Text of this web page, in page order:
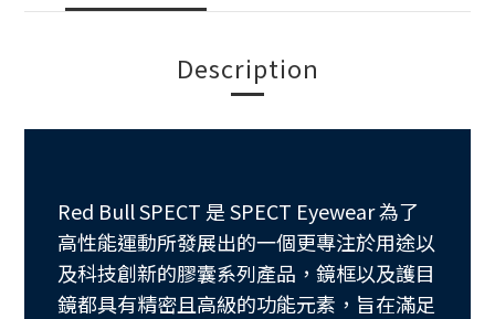
Description
Red Bull SPECT 是 SPECT Eyewear 為了
高性能運動所發展出的一個更專注於用途以
及科技創新的膠囊系列產品，鏡框以及護目
鏡都具有精密且高級的功能元素，旨在滿足